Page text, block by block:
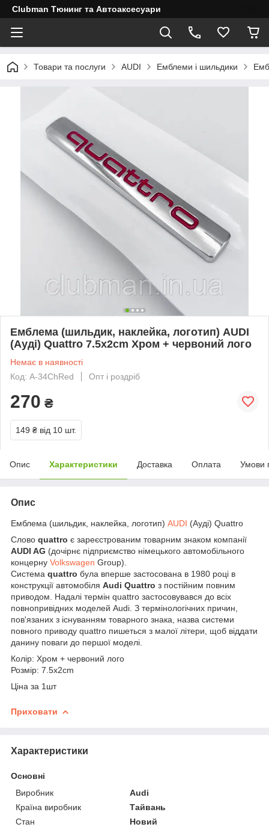
Clubman Тюнинг та Автоаксесуари
Товари та послуги AUDI Емблеми і шильдики
Емблема (шильдик, наклейка, логотип) AUDI
(Ауді) Quattro 7.5x2cm Хром + червоний лого
Немає в наявності
Код: A-34ChRed
Опт і роздріб
270 ₴
149 ₴ від 10 шт.
Опис Характеристики Доставка Оплата Умови
Опис
Емблема (шильдик, наклейка, логотип) AUDI (Ауді) Quattro
Слово quattro є зареєстрованим товарним знаком компанії
AUDI AG (дочірнє підприємство німецького автомобільного
концерну Volkswagen Group).
Система quattro була вперше застосована в 1980 році в
конструкції автомобіля Audi Quattro з постійним повним
приводом. Надалі термін quattro застосовувався до всіх
повнопривідних моделей Audi. З термінологічних причин,
пов'язаних з існуванням товарного знака, назва системи
повного приводу quattro пишеться з малої літери, щоб віддати
данину поваги до першої моделі.
Колір: Хром + червоний лого
Розмір: 7.5x2cm
Ціна за 1шт
Приховати
Характеристики
Основні
Виробник
Audi
Країна виробник
Тайвань
Стан
Новий